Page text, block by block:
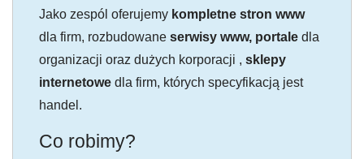
Jako zespól oferujemy kompletne stron www
dla firm, rozbudowane serwisy www, portale dla
organizacji oraz dużych korporacji , sklepy
internetowe dla firm, których specyfikacją jest
handel.
Co robimy?